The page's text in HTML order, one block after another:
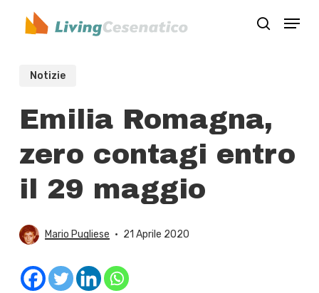
search
Menu
Notizie
Emilia Romagna,
zero contagi entro
il 29 maggio
Mario Pugliese 21 Aprile 2020